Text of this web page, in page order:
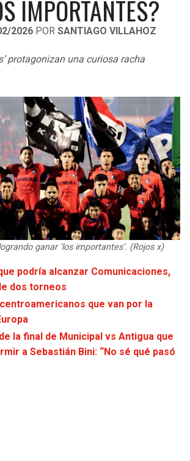
MX
LEAGUE
IMPORTANTES?
2026 POR SANTIAGO VILLAHOZ
protagonizan una curiosa racha
ganar ‘los importantes’. (Rojos x)
podría alcanzar Comunicaciones,
dos torneos
que van por la
la final de Municipal vs Antigua que
a Sebastián Bini: “No sé qué pasó